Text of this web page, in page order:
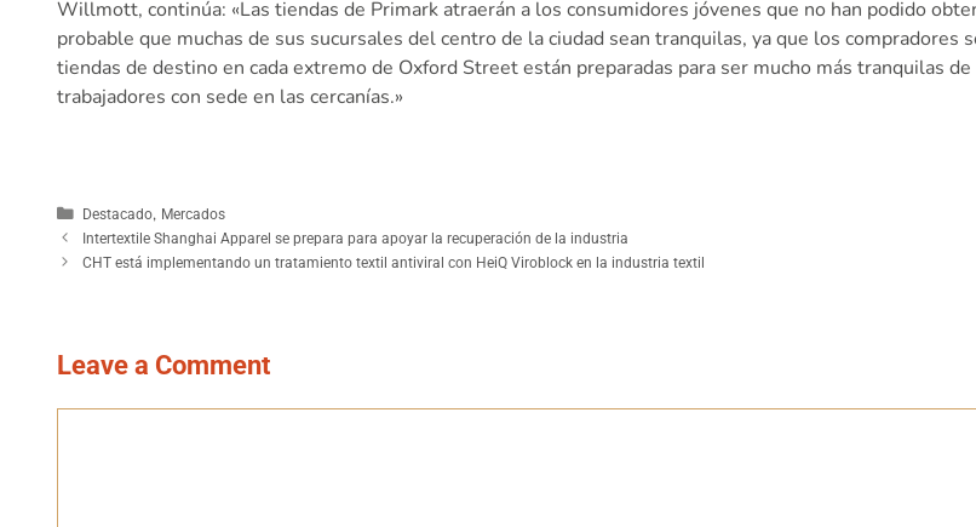
Willmott, continúa: «Las tiendas de Primark atraerán a los consumidores jóvenes que no han podido
probable que muchas de sus sucursales del centro de la ciudad sean tranquilas, ya que los compradores
tiendas de destino en cada extremo de Oxford Street están preparadas para ser mucho más tranquilas
trabajadores con sede en las cercanías.»
Destacado, Mercados
Intertextile Shanghai Apparel se prepara para apoyar la recuperación de la industria
CHT está implementando un tratamiento textil antiviral con HeiQ Viroblock en la industria textil
Leave a Comment